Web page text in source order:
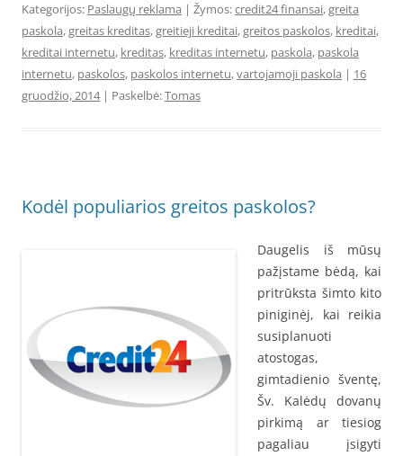
Kategorijos: Paslaugų reklama | Žymos:credit24 finansai,greita
paskola,greitas kreditas,greitieji kreditai,greitos paskolos, kreditai,
kreditai internetu, kreditas, kreditas internetu, paskola, paskola
internetu, paskolos, paskolos internetu,vartojamoji paskola | 16
gruodžio, 2014 | Paskelbė:Tomas
Kodėl populiarios greitos paskolos?
Daugelis iš mūsų
pažįstame bėdą, kai
pritrūksta šimto kito
piniginėj, kai reikia
susiplanuoti
atostogas,
gimtadienio šventę,
Šv. Kalėdų dovanų
pirkimą ar tiesiog
pagaliau įsigyti